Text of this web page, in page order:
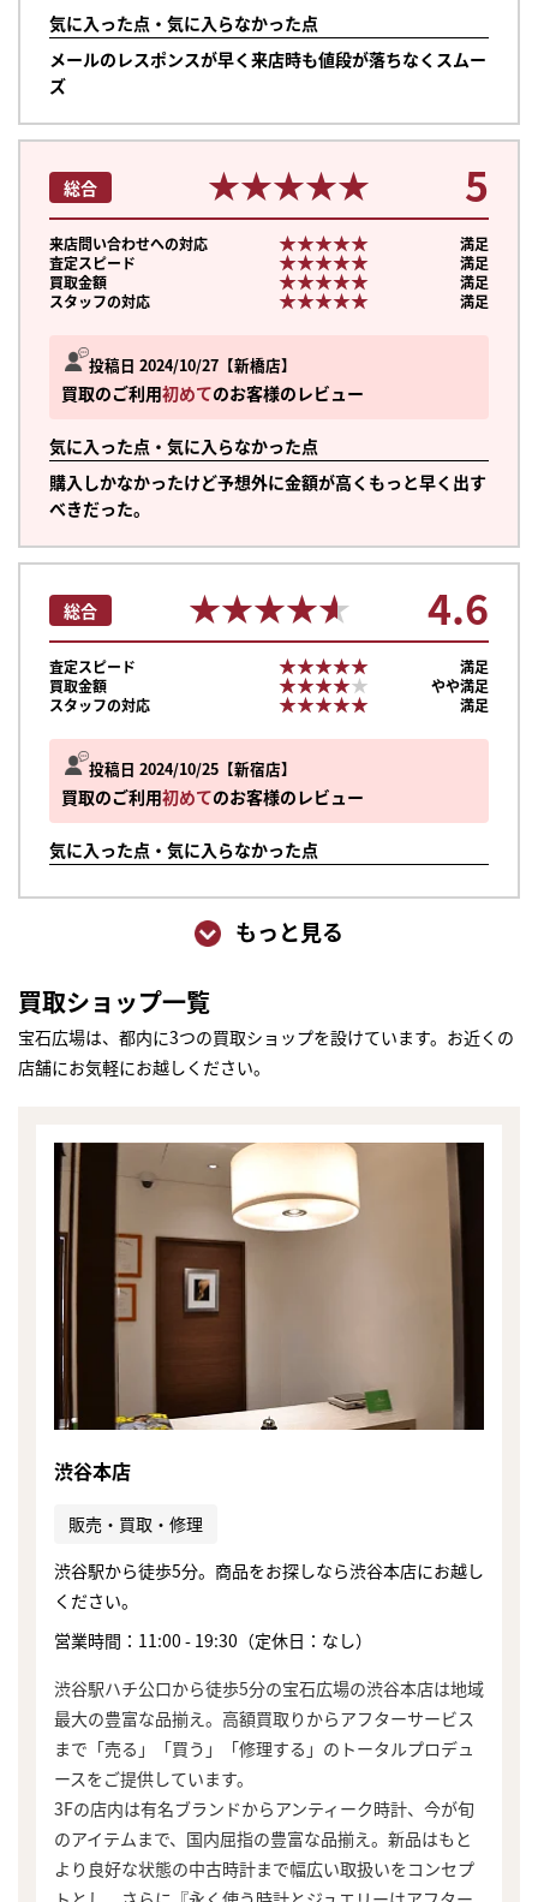
気に入った点・気に入らなかった点
メールのレスポンスが早く来店時も値段が落ちなくスムー
ズ
投稿日 2024/10/27 新橋店
買取のご利用初めてのお客様のレビュー
気に入った点・気に入らなかった点
購入しかなかったけど予想外に金額が高くもっと早く出す
べきだった。
総合 ★★★★★
★★★★★ 5
来店問い合わせへの対応 ★★★★★
★★★★★
満足
査定スピード
★★★★★
★★★★★
満足
買取金額
★★★★★
★★★★★
満足
スタッフの対応
★★★★★
★★★★★ 満足
投稿日 2024/10/25 新宿店
買取のご利用初めてのお客様のレビュー
気に入った点・気に入らなかった点
総合 ★★★★★
★★★★★ 4.6
査定スピード ★★★★★
★★★★★
満足
買取金額
★★★★★
★★★★★
やや満足
スタッフの対応
★★★★★
★★★★★ 満足
もっと見る
買取ショップ一覧
宝石広場は、都内に3つの買取ショップを設けています。お近くの
店舗にお気軽にお越しください。
渋谷本店
販売・買取・修理
渋谷駅から徒歩5分。商品をお探しなら渋谷本店にお越し
ください。
営業時間：11:00 - 19:30（定休日：なし）
渋谷駅ハチ公口から徒歩5分の宝石広場の渋谷本店は地域
最大の豊富な品揃え。高額買取りからアフターサービス
まで「売る」「買う」「修理する」のトータルプロデュ
ースをご提供しています。
3Fの店内は有名ブランドからアンティーク時計、今が旬
のアイテムまで、国内屈指の豊富な品揃え。新品はもと
より良好な状態の中古時計まで幅広い取扱いをコンセプ
まずは
かんたん30秒でお試し査定